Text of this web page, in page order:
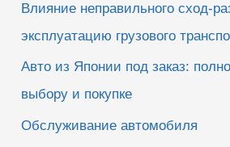
Влияние неправильного сход-
эксплуатацию грузового
Авто из Японии под заказ:
выбору и покупке
Обслуживание автомобиля